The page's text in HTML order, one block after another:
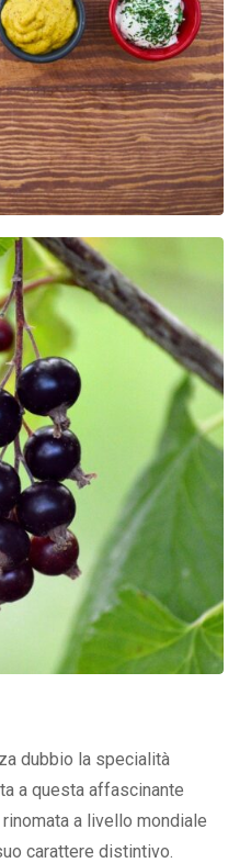
dubbio la specialità
a questa affascinante
a livello mondiale
carattere distintivo.